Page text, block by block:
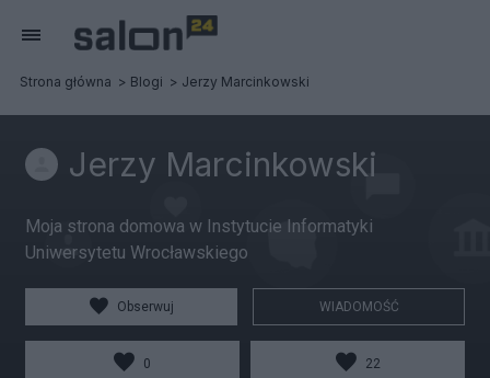
Strona główna Blogi Jerzy Marcinkowski
Jerzy Marcinkowski
Moja strona domowa w Instytucie Informatyki
Uniwersytetu Wrocławskiego
Obserwuj WIADOMOŚĆ
0
22